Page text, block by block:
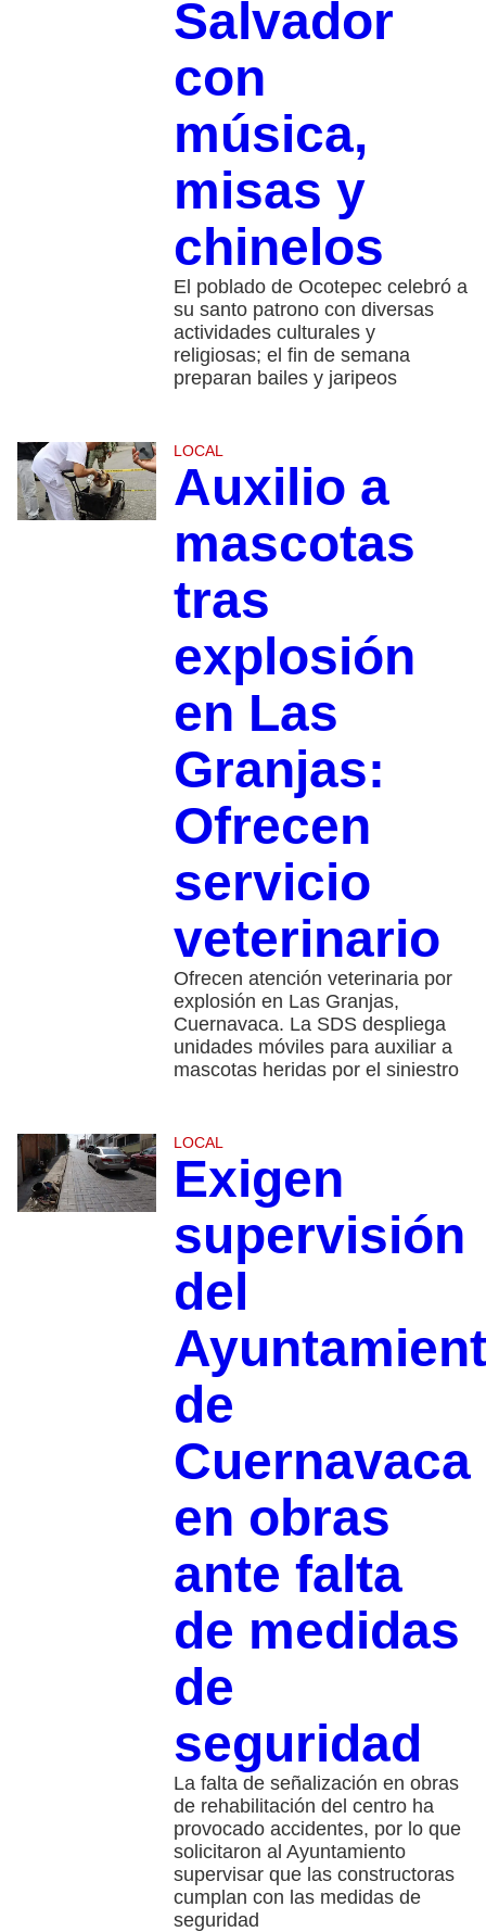
Salvador
con
música,
misas y
chinelos
El poblado de Ocotepec celebró a
su santo patrono con diversas
actividades culturales y
religiosas; el fin de semana
preparan bailes y jaripeos
LOCAL
Auxilio a
mascotas
tras
explosión
en Las
Granjas:
Ofrecen
servicio
veterinario
Ofrecen atención veterinaria por
explosión en Las Granjas,
Cuernavaca. La SDS despliega
unidades móviles para auxiliar a
mascotas heridas por el siniestro
LOCAL
Exigen
supervisión
del
de
Cuernavaca
en obras
ante falta
de medidas
de
seguridad
La falta de señalización en obras
de rehabilitación del centro ha
provocado accidentes, por lo que
solicitaron al Ayuntamiento
supervisar que las constructoras
cumplan con las medidas de
seguridad